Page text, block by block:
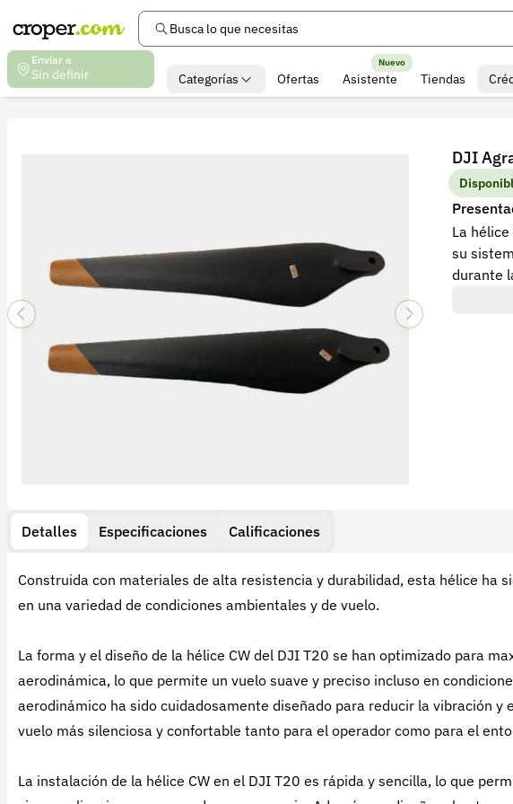
Busca lo que necesitas
Enviar a
Sin definir Categorías Ofertas Asistente
Nuevo
Tiendas
DJI
La
su
durante
Detalles Especificaciones Calificaciones
Construida con materiales de alta resistencia y durabilidad, esta hélice ha
en una variedad de condiciones ambientales y de vuelo.
La forma y el diseño de la hélice CW del DJI T20 se han optimizado para
aerodinámica, lo que permite un vuelo suave y preciso incluso en
aerodinámico ha sido cuidadosamente diseñado para reducir la vibración y
vuelo más silenciosa y confortable tanto para el operador como para el
La instalación de la hélice CW en el DJI T20 es rápida y sencilla, lo que